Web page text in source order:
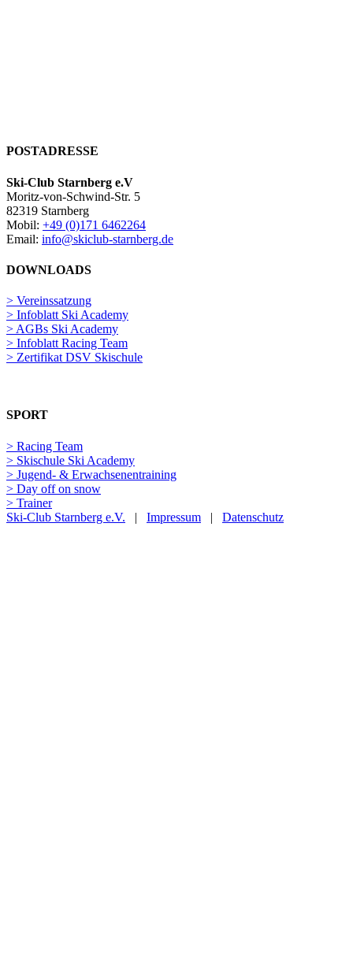
POSTADRESSE
Ski-Club Starnberg e.V
Moritz-von-Schwind-Str. 5
82319 Starnberg
Mobil: +49 (0)171 6462264
Email: info@skiclub-starnberg.de
DOWNLOADS
> Vereinssatzung
> Infoblatt Ski Academy
> AGBs Ski Academy
> Infoblatt Racing Team
> Zertifikat DSV Skischule
SPORT
> Racing Team
> Skischule Ski Academy
> Jugend- & Erwachsenentraining
> Day off on snow
> Trainer
Ski-Club Starnberg e.V. | Impressum | Datenschutz